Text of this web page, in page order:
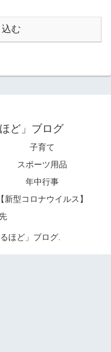
む
ど」ブログ
子育て
スポーツ用品
年中行事
【新型コロナウイルス】
ほど」ブログ.